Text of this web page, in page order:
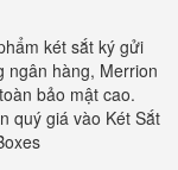
két sắt ký gửi
ngân hàng, Merrion
bảo mật cao.
quý giá vào Két Sắt